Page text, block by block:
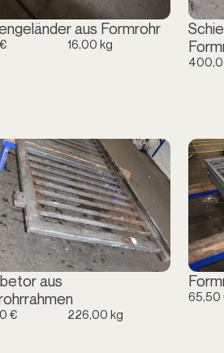
aus Formrohr
16,00 kg
aus
€ 226,00 kg
65,50